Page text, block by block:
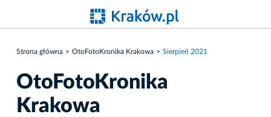
Strona główna OtoFotoKronika Krakowa Sierpień 2021
OtoFotoKronika
Krakowa